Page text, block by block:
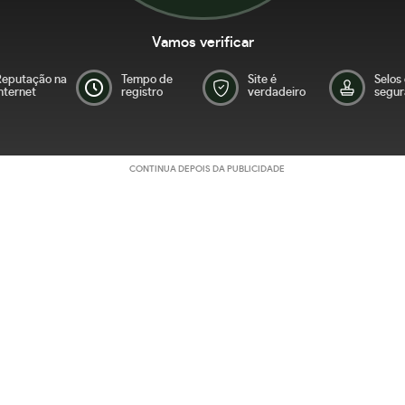
Vamos verificar
na
Tempo de
registro
Site é
verdadeiro
Selos
CONTINUA DEPOIS DA PUBLICIDADE